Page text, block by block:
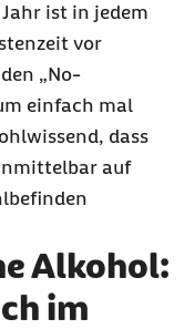
ist in jedem
vor
„No-
einfach mal
dass
auf
Alkohol:
im